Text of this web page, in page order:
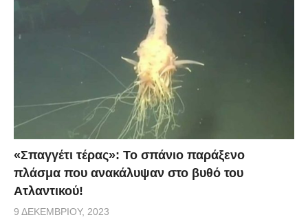
«Σπαγγέτι τέρας»: Το σπάνιο παράξενο
πλάσμα που ανακάλυψαν στο βυθό του
Ατλαντικού!
9 ΔΕΚΕΜΒΡΊΟΥ, 2023